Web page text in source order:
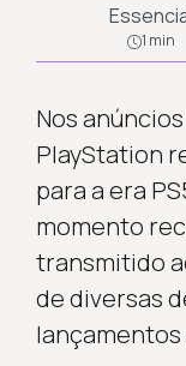
1 min
Nos
PlayStation
para a era
momento
transmitido
de diversas
lançamentos